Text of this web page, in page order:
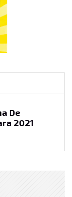
De
2021